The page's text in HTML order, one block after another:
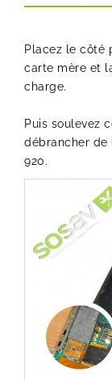
Placez le côté
carte mère et
charge.
Puis soulevez
débrancher de
920.